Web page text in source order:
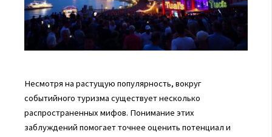
Несмотря на растущую популярность, вокруг
событийного туризма существует несколько
распространенных мифов. Понимание этих
заблуждений помогает точнее оценить потенциал и